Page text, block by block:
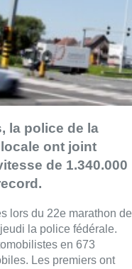
la police de la
ont joint
de 1.340.000
lors du 22e marathon de
la police fédérale.
en 673
Les premiers ont